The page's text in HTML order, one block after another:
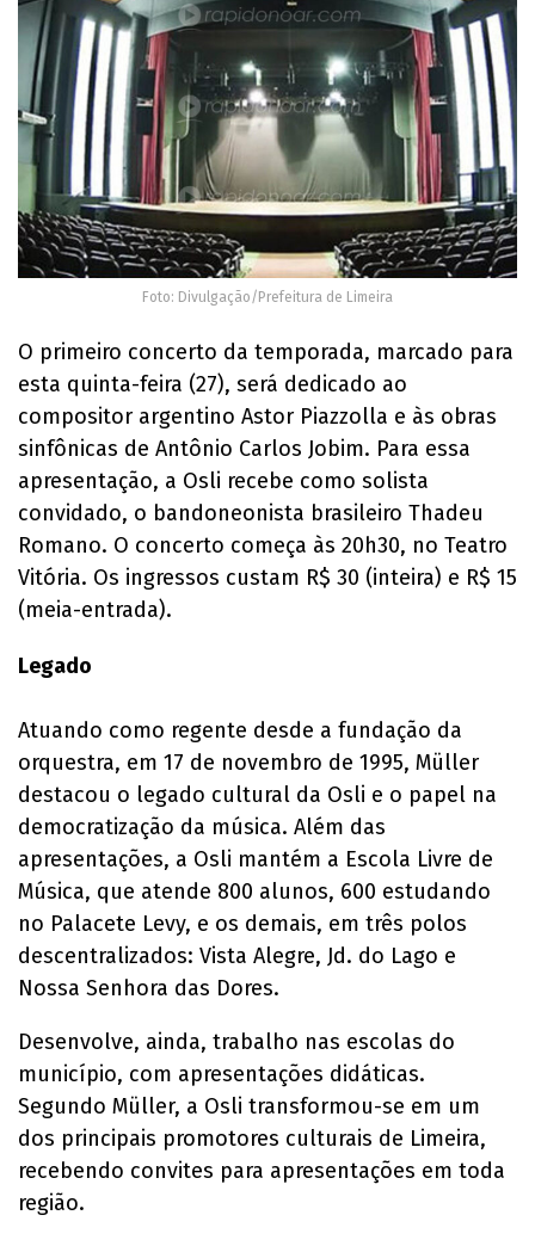
Foto: Divulgação/Prefeitura de Limeira
O primeiro concerto da temporada, marcado para
esta quinta-feira (27), será dedicado ao
compositor argentino Astor Piazzolla e às obras
sinfônicas de Antônio Carlos Jobim. Para essa
apresentação, a Osli recebe como solista
convidado, o bandoneonista brasileiro Thadeu
Romano. O concerto começa às 20h30, no Teatro
Vitória. Os ingressos custam R$ 30 (inteira) e R$ 15
(meia-entrada).
Legado
Atuando como regente desde a fundação da
orquestra, em 17 de novembro de 1995, Müller
destacou o legado cultural da Osli e o papel na
democratização da música. Além das
apresentações, a Osli mantém a Escola Livre de
Música, que atende 800 alunos, 600 estudando
no Palacete Levy, e os demais, em três polos
descentralizados: Vista Alegre, Jd. do Lago e
Nossa Senhora das Dores.
Desenvolve, ainda, trabalho nas escolas do
município, com apresentações didáticas.
Segundo Müller, a Osli transformou-se em um
dos principais promotores culturais de Limeira,
recebendo convites para apresentações em toda
região.